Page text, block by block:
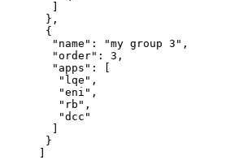
  ]
},
{
  "name": "my group 3",
  "order": 3,
  "apps": [
   "lqe",
   "eni",
   "rb",
   "dcc"
  ]
}
]